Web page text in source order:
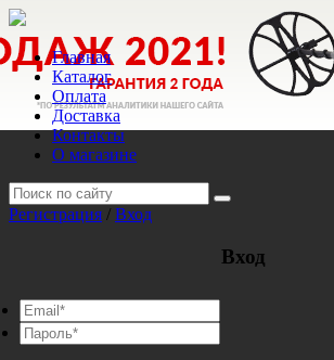
Главная
Каталог
Оплата
Доставка
Контакты
О магазине
Регистрация / Вход
Вход